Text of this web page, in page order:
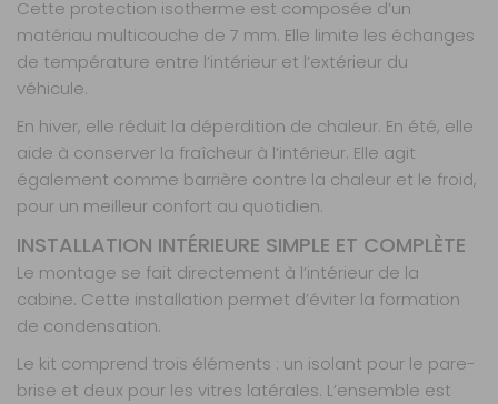
Jumper /
Ducato
X250/290 - à
Référence :
091710B
Année :A partir
de 2006
CITROEN
JUMPER II FIAT
PEUGEOT
42%
Prix : 69 €TTC
39,90 €TTC
Cette protection isotherme est composée d’un
matériau multicouche de 7 mm. Elle limite les échanges
de température entre l’intérieur et l’extérieur du
véhicule.
En hiver, elle réduit la déperdition de chaleur. En été, elle
aide à conserver la fraîcheur à l’intérieur. Elle agit
également comme barrière contre la chaleur et le froid,
pour un meilleur confort au quotidien.
INSTALLATION INTÉRIEURE SIMPLE ET COMPLÈTE
Le montage se fait directement à l’intérieur de la
cabine. Cette installation permet d’éviter la formation
de condensation.
Le kit comprend trois éléments : un isolant pour le pare-
brise et deux pour les vitres latérales. L’ensemble est